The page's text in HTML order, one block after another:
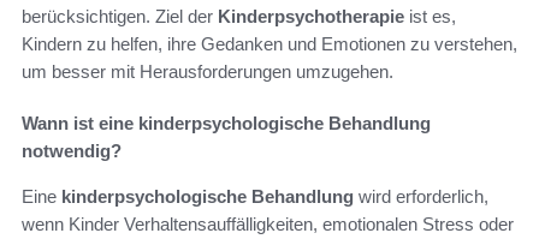
berücksichtigen. Ziel der Kinderpsychotherapie ist es,
Kindern zu helfen, ihre Gedanken und Emotionen zu verstehen,
um besser mit Herausforderungen umzugehen.
Wann ist eine kinderpsychologische Behandlung
notwendig?
Eine kinderpsychologische Behandlung wird erforderlich,
wenn Kinder Verhaltensauffälligkeiten, emotionalen Stress oder